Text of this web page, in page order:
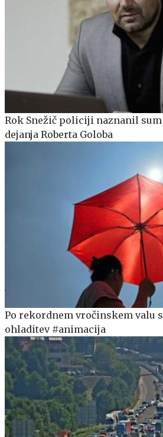
Rok Snežič policiji naznanil
dejanja Roberta Goloba
Po rekordnem vročinskem valu
ohladitev #animacija